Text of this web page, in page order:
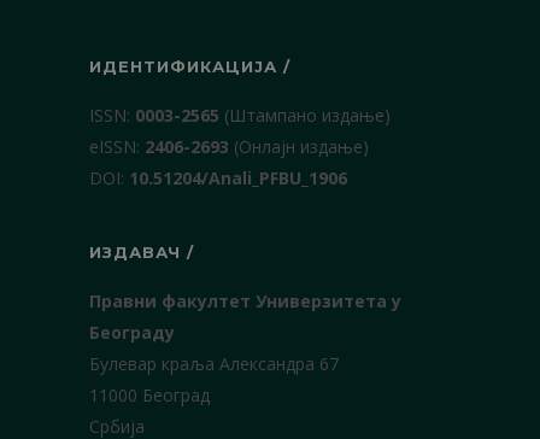
ИДЕНТИФИКАЦИЈА /
ISSN: 0003-2565 (Штампано издање)
еISSN: 2406-2693 (Онлајн издање)
DOI: 10.51204/Anali_PFBU_1906
ИЗДАВАЧ /
Правни факултет Универзитета у
Београду
Булевар краља Александра 67
11000 Београд
Србија